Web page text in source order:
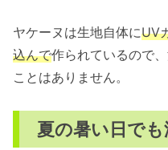
ヤケーヌは生地自体にUV
込んで作られているので
ことはありません。
夏の暑い日で